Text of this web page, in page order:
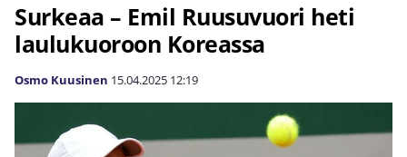
Surkeaa – Emil Ruusuvuori heti
laulukuoroon Koreassa
Osmo Kuusinen 15.04.2025 12:19